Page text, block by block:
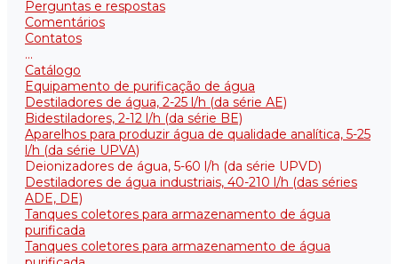
Perguntas e respostas
Comentários
Contatos
...
Catálogo
Equipamento de purificação de água
Destiladores de água, 2-25 l/h (da série АE)
Bidestiladores, 2-12 l/h (da série BE)
Aparelhos para produzir água de qualidade analítica, 5-25
l/h (da série UPVA)
Deionizadores de água, 5-60 l/h (da série UPVD)
Destiladores de água industriais, 40-210 l/h (das séries
ADE, DE)
Tanques coletores para armazenamento de água
purificada
Tanques coletores para armazenamento de água